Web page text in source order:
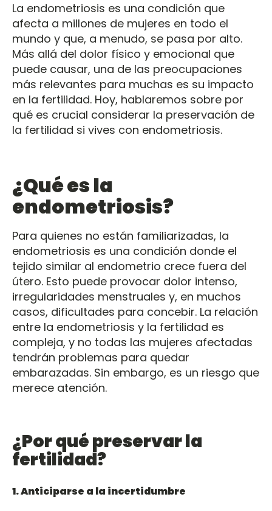
La endometriosis es una condición que
afecta a millones de mujeres en todo el
mundo y que, a menudo, se pasa por alto.
Más allá del dolor físico y emocional que
puede causar, una de las preocupaciones
más relevantes para muchas es su impacto
en la fertilidad. Hoy, hablaremos sobre por
qué es crucial considerar la preservación de
la fertilidad si vives con endometriosis.
¿Qué es la
endometriosis?
Para quienes no están familiarizadas, la
endometriosis es una condición donde el
tejido similar al endometrio crece fuera del
útero. Esto puede provocar dolor intenso,
irregularidades menstruales y, en muchos
casos, dificultades para concebir. La relación
entre la endometriosis y la fertilidad es
compleja, y no todas las mujeres afectadas
tendrán problemas para quedar
embarazadas. Sin embargo, es un riesgo que
merece atención.
¿Por qué preservar la
fertilidad?
1. Anticiparse a la incertidumbre